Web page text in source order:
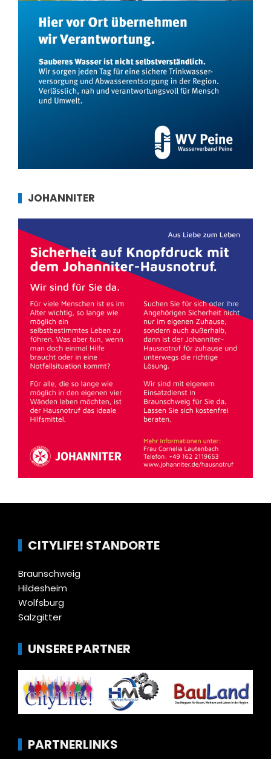
JOHANNITER
CITYLIFE! STANDORTE
Braunschweig
Hildesheim
Wolfsburg
Salzgitter
UNSERE PARTNER
PARTNERLINKS